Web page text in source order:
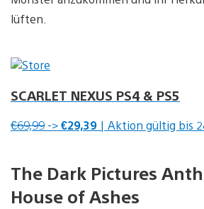
lüften.
SCARLET NEXUS PS4 & PS5
€69,99 ->€29,39 | Aktion gültig bis
The Dark Pictures
House of Ashes